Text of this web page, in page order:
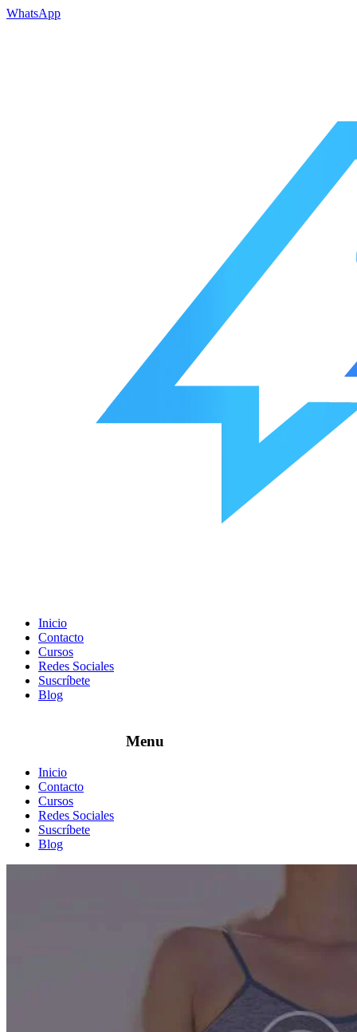
WhatsApp
Inicio
Contacto
Cursos
Redes Sociales
Suscríbete
Blog
Inicio
Contacto
Cursos
Redes Sociales
Suscríbete
Blog